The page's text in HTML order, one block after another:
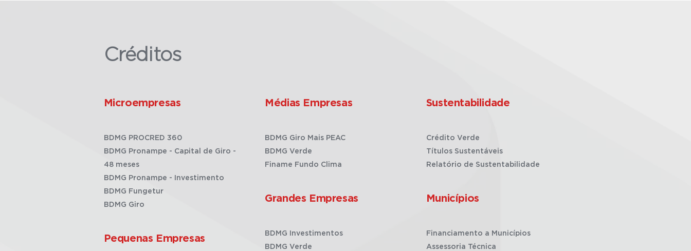
Créditos
Microempresas
BDMG PROCRED 360
BDMG Pronampe - Capital de Giro -
48 meses
BDMG Pronampe - Investimento
BDMG Fungetur
BDMG Giro
Pequenas Empresas
Médias Empresas
BDMG Giro Mais PEAC
BDMG Verde
Finame Fundo Clima
Grandes Empresas
BDMG Investimentos
BDMG Verde
Sustentabilidade
Crédito Verde
Títulos Sustentáveis
Relatório de Sustentabilidade
Municípios
Financiamento a Municípios
Assessoria Técnica